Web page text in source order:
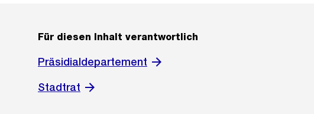
Für diesen Inhalt verantwortlich
Präsidialdepartement
Stadtrat